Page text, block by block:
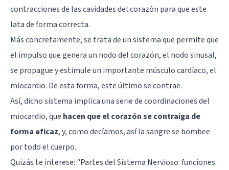
contracciones de las cavidades del corazón para que este
lata de forma correcta.
Más concretamente, se trata de un sistema que permite que
el impulso que genera un nodo del corazón, el nodo sinusal,
se propague y estimule un importante músculo cardíaco, el
miocardio. De esta forma, este último se contrae.
Así, dicho sistema implica una serie de coordinaciones del
miocardio, que hacen que el corazón se contraiga de
forma eficaz, y, como decíamos, así la sangre se bombee
por todo el cuerpo.
Quizás te interese: "Partes del Sistema Nervioso: funciones